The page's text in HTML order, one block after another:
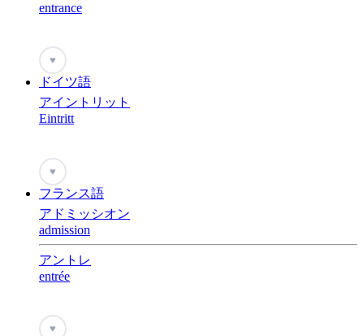
entrance
♥
ドイツ語
アイントリット
Eintritt
♥
フランス語
アドミッシオン
admission
アントレ
entrée
♥